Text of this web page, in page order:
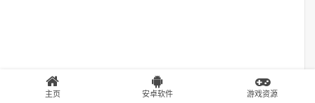
主页 安卓软件 游戏资源